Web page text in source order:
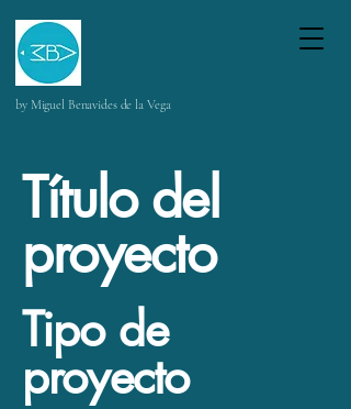
by Miguel Benavides de la Vega
Título del
proyecto
Tipo de
proyecto